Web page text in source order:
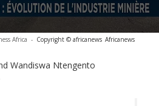
Africa - Copyright © africanews Africanews
Wandiswa Ntengento